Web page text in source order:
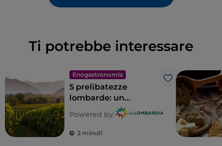
Ti potrebbe interessare
Enogastronomia
Like
5 prelibatezze
lombarde: un
territorio tutto da
gustare
Powered by:
2 minuti